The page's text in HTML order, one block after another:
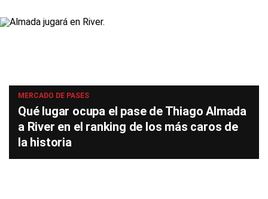
MERCADO DE PASES
Qué lugar ocupa el pase de Thiago Almada
a River en el ranking de los más caros de
la historia